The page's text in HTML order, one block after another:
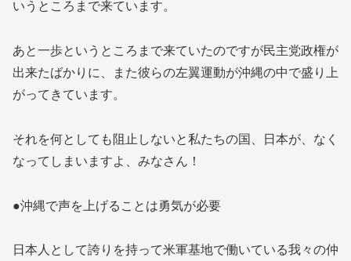
いうところまで来ています。
あと一歩というところまで来ていたのですが民主党政権が
出来たばかりに、また彼らの左翼運動が沖縄の中で盛り上
がってきています。
それを何としても阻止しないと私たちの国、日本が、なく
なってしまいますよ、みなさん！
●沖縄で声を上げることは勇気が必要
日本人として誇りを持って米軍基地で働いている我々の仲